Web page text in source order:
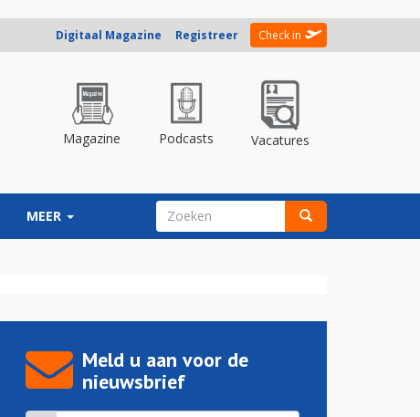
Digitaal Magazine Registreer Check in
Magazine Podcasts Vacatures
MEER ZOEKVELD
Meld u aan voor de
nieuwsbrief